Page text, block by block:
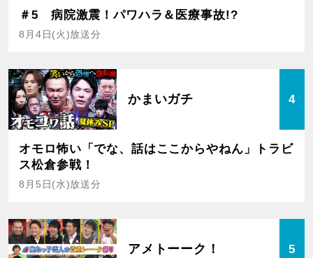
＃5 病院激震！パワハラ＆医療事故!?
8月4日(火)放送分
かまいガチ 4
オモロ怖い「でな、話はここからやねん」トラビ
ス松倉参戦！
8月5日(水)放送分
アメトーーク！ 5